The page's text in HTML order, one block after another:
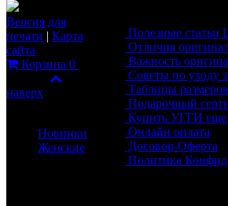
Полезные статьи
Отличия
Важность
Советы по уходу
Таблицы размеров
Подарочный
Купить УГГИ еще
Онлайн оплата
Договор-Оферта
Политика
Версия для
печати | Карта
сайта
Корзина 0
наверх
Новинки
Женские